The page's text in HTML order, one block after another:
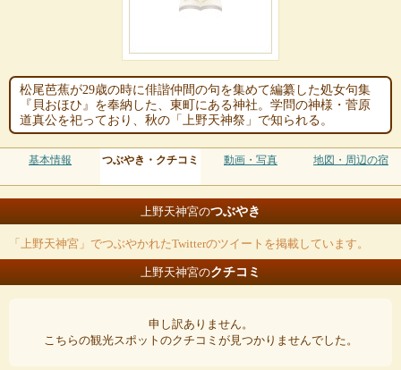
松尾芭蕉が29歳の時に俳諧仲間の句を集めて編纂した処女句集
『貝おほひ』を奉納した、東町にある神社。学問の神様・菅原
道真公を祀っており、秋の「上野天神祭」で知られる。
基本情報 つぶやき・クチコミ 動画・写真 地図・周辺の宿
上野天神宮のつぶやき
「上野天神宮」でつぶやかれたTwitterのツイートを掲載しています。
上野天神宮のクチコミ
申し訳ありません。
こちらの観光スポットのクチコミが見つかりませんでした。